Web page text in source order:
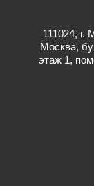
111024, г.
Москва,
этаж 1,